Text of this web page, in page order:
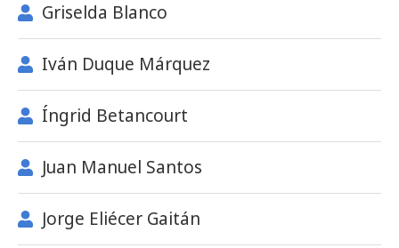
Griselda Blanco
Iván Duque Márquez
Íngrid Betancourt
Juan Manuel Santos
Jorge Eliécer Gaitán